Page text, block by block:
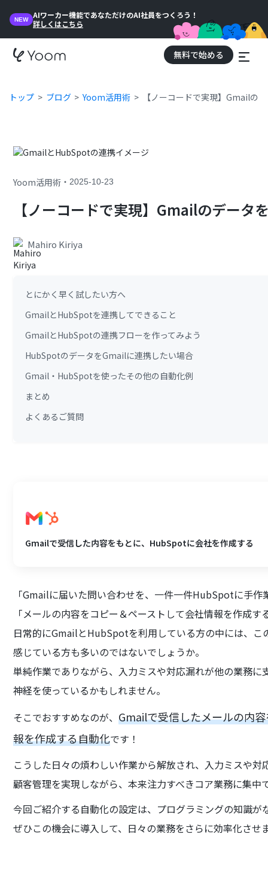
NEW
AIワーカー機能であなただけのAI社員をつくろう！
詳しくはこちら
無料で始める
トップ ブログ Yoom活用術 【ノーコードで実現】Gmailの
Yoom活用術 ・2025-10-23
【ノーコードで実現】Gmailのデー
Mahiro Kiriya
とにかく早く試したい方へ
GmailとHubSpotを連携してできること
GmailとHubSpotの連携フローを作ってみよう
HubSpotのデータをGmailに連携したい場合
Gmail・HubSpotを使ったその他の自動化例
まとめ
よくあるご質問
Gmailで受信した内容をもとに、HubSpotに会社を作成する
「Gmailに届いた問い合わせを、一件一件HubSpotに手作
「メールの内容をコピー＆ペーストして会社情報を作成
日常的にGmailとHubSpotを利用している方の中には、
感じている方も多いのではないでしょうか。
単純作業でありながら、入力ミスや対応漏れが他の業務
神経を使っているかもしれません。
そこでおすすめなのが、Gmailで受信したメールの内
報を作成する自動化です！
こうした日々の煩わしい作業から解放され、入力ミスや
顧客管理を実現しながら、本来注力すべきコア業務に集中
今回ご紹介する自動化の設定は、プログラミングの知識が
ぜひこの機会に導入して、日々の業務をさらに効率化させ